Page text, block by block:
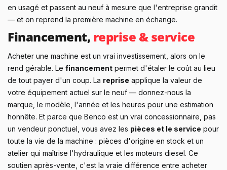
en usagé et passent au neuf à mesure que l'entreprise grandit
— et on reprend la première machine en échange.
Financement, reprise & service
Acheter une machine est un vrai investissement, alors on le
rend gérable. Le financement permet d'étaler le coût au lieu
de tout payer d'un coup. La reprise applique la valeur de
votre équipement actuel sur le neuf — donnez-nous la
marque, le modèle, l'année et les heures pour une estimation
honnête. Et parce que Benco est un vrai concessionnaire, pas
un vendeur ponctuel, vous avez les pièces et le service pour
toute la vie de la machine : pièces d'origine en stock et un
atelier qui maîtrise l'hydraulique et les moteurs diesel. Ce
soutien après-vente, c'est la vraie différence entre acheter